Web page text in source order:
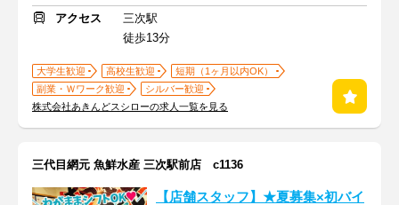
アクセス
三次駅
徒歩13分
大学生歓迎 高校生歓迎
短期（1ヶ月以内OK）
副業・Ｗワーク歓迎
シルバー歓迎
株式会社あきんどスシローの求人一覧を見る
三代目網元 魚鮮水産 三次駅前店 c1136
【店舗スタッフ】★夏募集×初バイ